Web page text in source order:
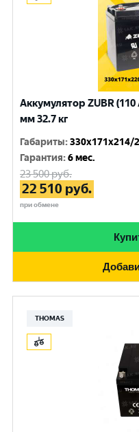
Аккумулятор ZUBR (110
мм 32.7 кг
Габариты:330x171x214/
Гарантия:6 мес.
23 500руб.
22 510 руб.
при обмене
THOMAS